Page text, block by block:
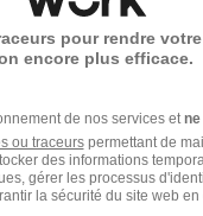
F
€ / mois
pour rendre
encore plus efficace.
de nos services et
ou traceurspermettant de
des informations
gérer les processus
la sécurité du site web